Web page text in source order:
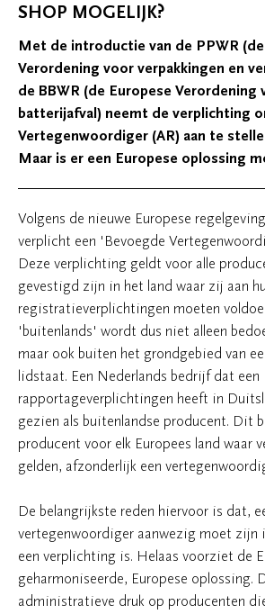
SHOP MOGELIJK?
Met de introductie van de PPWR
Verordening voor verpakkingen en
de BBWR (de Europese
batterijafval) neemt de verplichting
Vertegenwoordiger (AR) aan te
Maar is er een Europese oplossing
Volgens de nieuwe Europese
verplicht een 'Bevoegde
Deze verplichting geldt voor alle
gevestigd zijn in het land waar zij aan
registratieverplichtingen moeten
'buitenlands' wordt dus niet alleen
maar ook buiten het grondgebied van
lidstaat. Een Nederlands bedrijf dat een
rapportageverplichtingen heeft in
gezien als buitenlandse producent. Dit
producent voor elk Europees land waar
gelden, afzonderlijk een
De belangrijkste reden hiervoor is dat,
vertegenwoordiger aanwezig moet zijn
een verplichting is. Helaas voorziet de
geharmoniseerde, Europese oplossing.
administratieve druk op producenten